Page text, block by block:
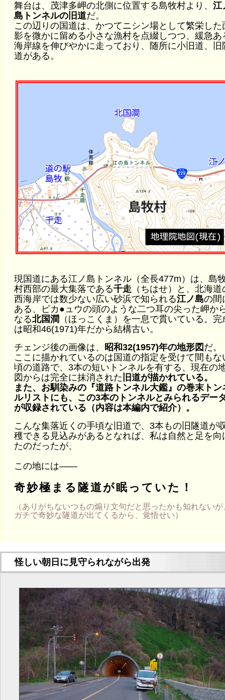
舞台は、茂津多岬の北側に位置する島牧村より、江
島トンネルの旧道だ。
この辺りの国道は、かつてニシン場として繁栄した
影を微かに留める小さな漁村を点綴しつつ、緩急あ
海岸線を伸びやかに走っており、随所に小旧道、旧
道がある。
現国道にある江ノ島トンネル（全長477m）は、島
村西部の最大集落である千走 （ちはせ）と、北海道
西海岸では数少ない広い砂浜で知られる江ノ島の間
ある、ピカ●ュウの頭のような二つ耳の尖った岬か
なる北国澗
（ほっこくま）を一息で貫いている。完
は昭和46(1971)年だから結構古い。
チェンジ後の画像は、 昭和32(1957)年の地形図 だ。
ここに描かれているのは国道の指定を受けて間もな
頃の道路で、3本の短いトンネルを有する、現在の
図からは完全に抹消された 旧道が描かれている。
また、お馴染みの『道路トンネル大鑑』の巻末トン
ルリストにも、この3本のトンネルとみられるデー
が収録されている（内容は本編内で紹介）。
こんな集落近くの手頃な旧道で、3本もの旧隧道が
穫できる見込みがあるとなれば、私は自然と足を向
たのだったが、
この地には――
奇妙極まる隧道が眠っていた！
（ありがちないつもの煽り文句だと思ったかも知れないが
ガチで奇妙な隧道が出てくるから、覚悟せい）
怪しい朝日に見守られながら出発